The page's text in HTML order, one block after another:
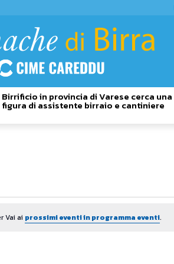
Birrificio in provincia di Varese cerca una
figura di assistente birraio e cantiniere
Vai ai prossimi eventi in programma eventi.